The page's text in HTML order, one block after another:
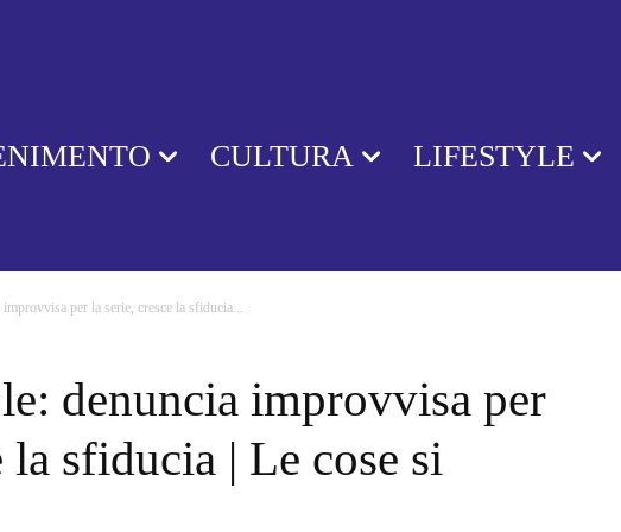
CULTURA LIFESTYLE
per la serie, cresce la sfiducia...
denuncia improvvisa per
la sfiducia | Le cose si